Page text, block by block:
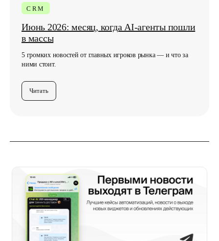
CRM
Июнь 2026: месяц, когда AI-агенты пошли
в массы
5 громких новостей от главных игроков рынка — и что за
ними стоит.
Читать